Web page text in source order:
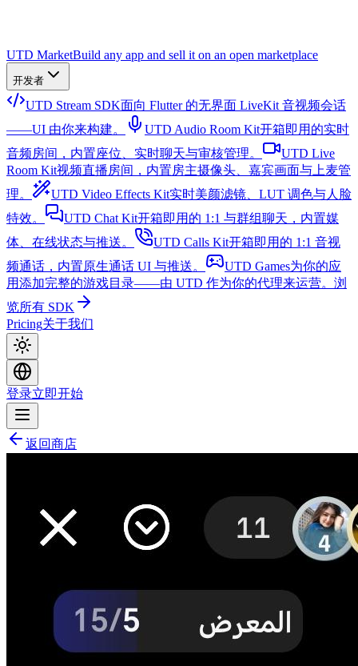
UTD MarketBuild any app and sell it on an open marketplace
开发者
UTD Stream SDK面向 Flutter 的无界面 LiveKit 音视频会话
——UI 由你来构建。
UTD Audio Room Kit开箱即用的实时
音频房间，内置座位、实时聊天与审核管理。
UTD Live
Room Kit视频直播房间，内置房主摄像头、嘉宾画面与上麦管
理。
UTD Video Effects Kit实时美颜滤镜、LUT 调色与人脸
特效。
UTD Chat Kit开箱即用的 1:1 与群组聊天，内置媒
体、在线状态与推送。
UTD Calls Kit开箱即用的 1:1 音视
频通话，内置原生通话 UI 与推送。
UTD Games为你的应
用添加完整的游戏目录——由 UTD 作为你的代理来运营。 浏
览所有 SDK
Pricing关于我们
登录立即开始
返回商店